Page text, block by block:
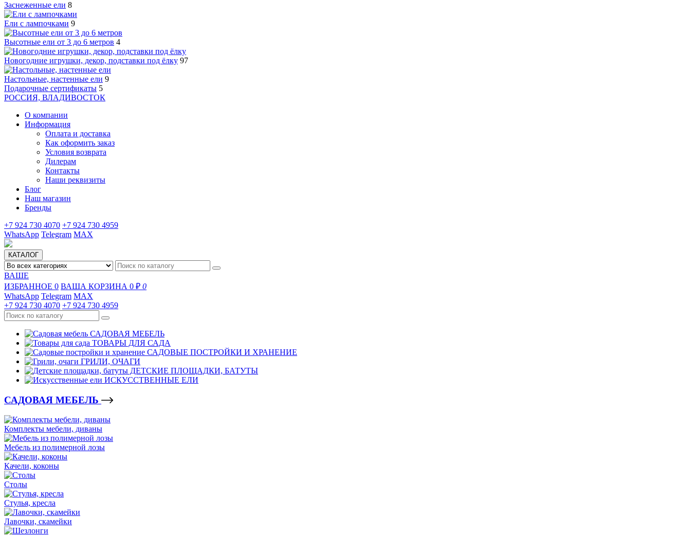
Заснеженные ели 8
Ели с лампочками 9
Высотные ели от 3 до 6 метров 4
Новогодние игрушки, декор, подставки под ёлку 97
Настольные, настенные ели 9
Подарочные сертификаты 5
РОССИЯ, ВЛАДИВОСТОК
О компании
Информация
Оплата и доставка
Как оформить заказ
Условия возврата
Дилерам
Контакты
Наши реквизиты
Блог
Наш магазин
Бренды
+7 924 730 4070 +7 924 730 4959
WhatsApp Telegram MAX
КАТАЛОГ
ВАШЕ
ИЗБРАННОЕ 0 ВАША КОРЗИНА 0 ₽ 0
WhatsApp Telegram MAX
+7 924 730 4070 +7 924 730 4959
САДОВАЯ МЕБЕЛЬ
ТОВАРЫ ДЛЯ САДА
САДОВЫЕ ПОСТРОЙКИ И ХРАНЕНИЕ
ГРИЛИ, ОЧАГИ
ДЕТСКИЕ ПЛОЩАДКИ, БАТУТЫ
ИСКУССТВЕННЫЕ ЕЛИ
САДОВАЯ МЕБЕЛЬ
Комплекты мебели, диваны
Мебель из полимерной лозы
Качели, коконы
Столы
Стулья, кресла
Лавочки, скамейки